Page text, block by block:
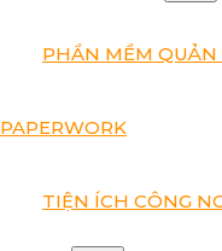
PHẦN MỀM QUẢN
PAPERWORK
TIỆN ÍCH CÔNG